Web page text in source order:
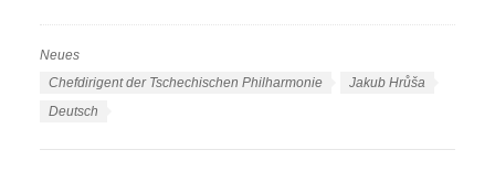
K
g
Neues
SChefdirigent der Tschechischen Philharmonie Jakub Hrůša
SDeutsch